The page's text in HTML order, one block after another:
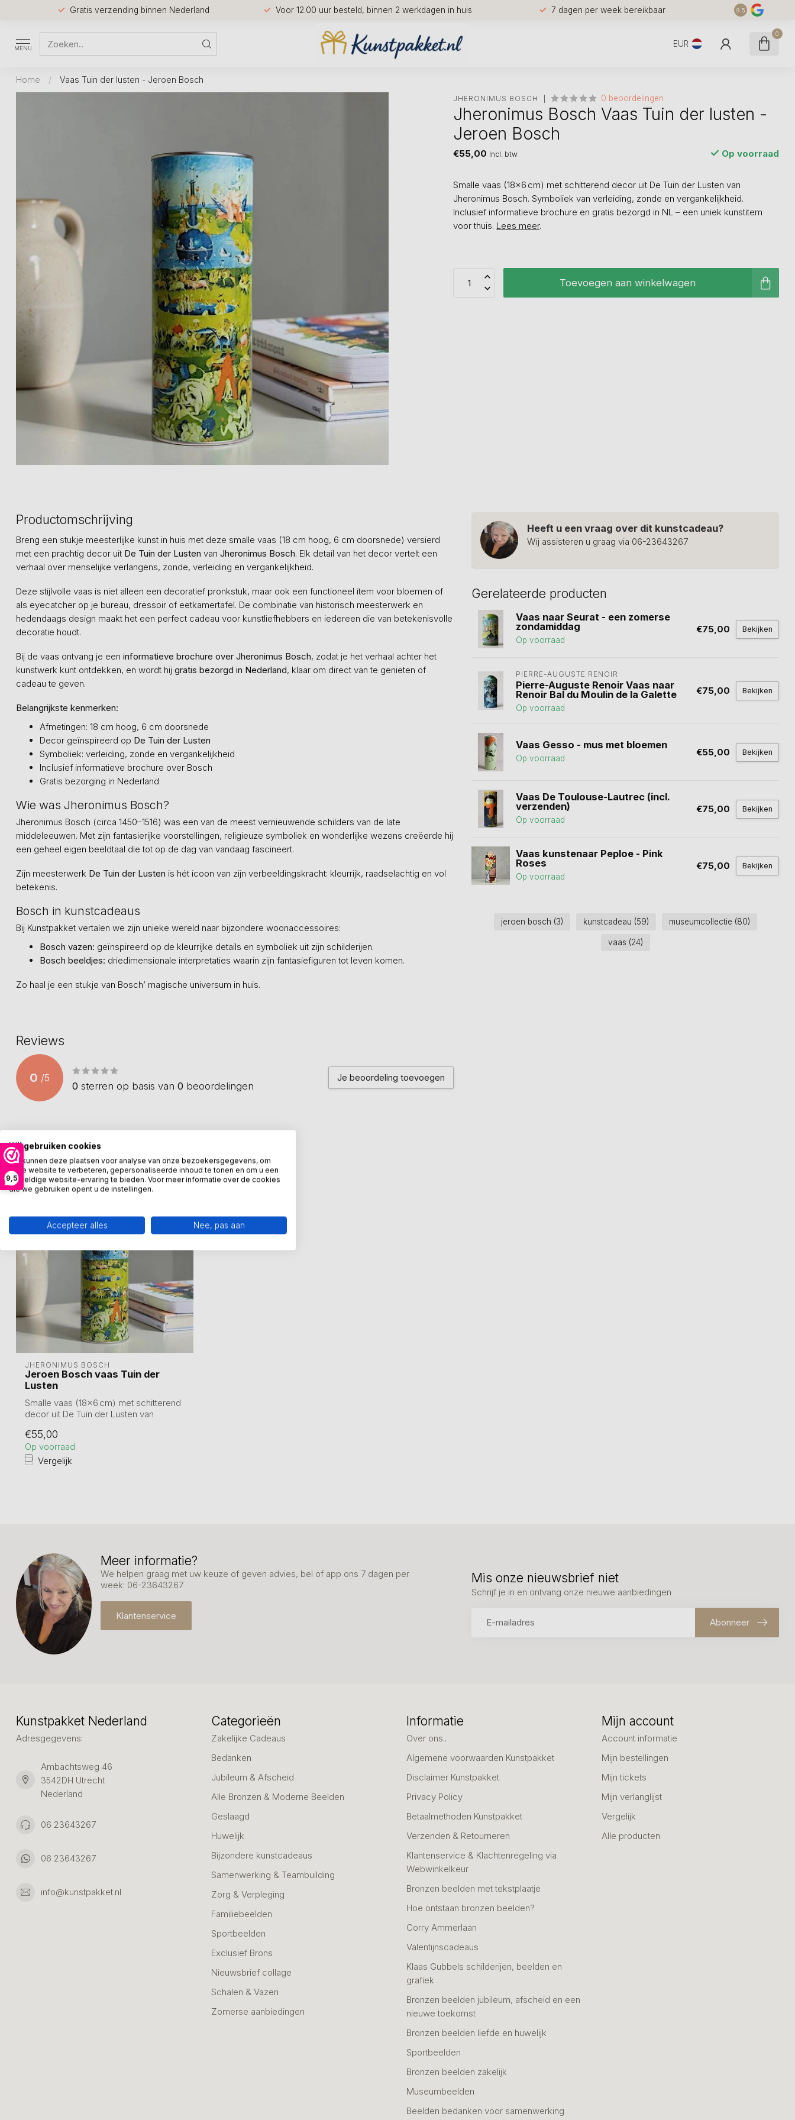
9,5
Gratis verzending binnen Nederland Voor 12.00 uur besteld, binnen 2 werkdagen in huis 7 dagen per week bereikbaar 9.5
MENU EUR
0
Home / Vaas Tuin der lusten - Jeroen Bosch
JHERONIMUS BOSCH 0 beoordelingen
Jheronimus Bosch Vaas Tuin der lusten -
Jeroen Bosch
€55,00 Incl. btw Op voorraad
Smalle vaas (18×6 cm) met schitterend decor uit De Tuin der Lusten van
Jheronimus Bosch. Symboliek van verleiding, zonde en vergankelijkheid.
Inclusief informatieve brochure en gratis bezorgd in NL – een uniek kunstitem
voor thuis. Lees meer.
Toevoegen aan winkelwagen
Productomschrijving
Breng een stukje meesterlijke kunst in huis met deze smalle vaas (18 cm hoog, 6 cm doorsnede) versierd
met een prachtig decor uit De Tuin der Lusten van Jheronimus Bosch. Elk detail van het decor vertelt een
verhaal over menselijke verlangens, zonde, verleiding en vergankelijkheid.
Deze stijlvolle vaas is niet alleen een decoratief pronkstuk, maar ook een functioneel item voor bloemen of
als eyecatcher op je bureau, dressoir of eetkamertafel. De combinatie van historisch meesterwerk en
hedendaags design maakt het een perfect cadeau voor kunstliefhebbers en iedereen die van betekenisvolle
decoratie houdt.
Bij de vaas ontvang je een informatieve brochure over Jheronimus Bosch, zodat je het verhaal achter het
kunstwerk kunt ontdekken, en wordt hij gratis bezorgd in Nederland, klaar om direct van te genieten of
cadeau te geven.
Belangrijkste kenmerken:
Afmetingen: 18 cm hoog, 6 cm doorsnede
Decor geïnspireerd op De Tuin der Lusten
Symboliek: verleiding, zonde en vergankelijkheid
Inclusief informatieve brochure over Bosch
Gratis bezorging in Nederland
Wie was Jheronimus Bosch?
Jheronimus Bosch (circa 1450–1516) was een van de meest vernieuwende schilders van de late
middeleeuwen. Met zijn fantasierijke voorstellingen, religieuze symboliek en wonderlijke wezens creëerde hij
een geheel eigen beeldtaal die tot op de dag van vandaag fascineert.
Zijn meesterwerk De Tuin der Lusten is hét icoon van zijn verbeeldingskracht: kleurrijk, raadselachtig en vol
betekenis.
Bosch in kunstcadeaus
Bij Kunstpakket vertalen we zijn unieke wereld naar bijzondere woonaccessoires:
Bosch vazen: geïnspireerd op de kleurrijke details en symboliek uit zijn schilderijen.
Bosch beeldjes: driedimensionale interpretaties waarin zijn fantasiefiguren tot leven komen.
Zo haal je een stukje van Bosch’ magische universum in huis.
Reviews
0 /5
0 sterren op basis van 0 beoordelingen
Je beoordeling toevoegen
Heeft u een vraag over dit kunstcadeau?
Wij assisteren u graag via 06-23643267
Gerelateerde producten
Vaas naar Seurat - een zomerse
zondamiddag
Op voorraad
€75,00 Bekijken
PIERRE-AUGUSTE RENOIR
Pierre-Auguste Renoir Vaas naar
Renoir Bal du Moulin de la Galette
Op voorraad
€75,00 Bekijken
Vaas Gesso - mus met bloemen
Op voorraad
€55,00 Bekijken
Vaas De Toulouse-Lautrec (incl.
verzenden)
Op voorraad
€75,00 Bekijken
Vaas kunstenaar Peploe - Pink
Roses
Op voorraad
€75,00 Bekijken
jeroen bosch (3) kunstcadeau (59) museumcollectie (80)
vaas (24)
Recent bekeken
JHERONIMUS BOSCH
Jeroen Bosch vaas Tuin der
Lusten
Smalle vaas (18×6 cm) met schitterend
decor uit De Tuin der Lusten van
€55,00
Op voorraad
Vergelijk
Meer informatie?
We helpen graag met uw keuze of geven advies, bel of app ons 7 dagen per
week: 06-23643267
Klantenservice
Mis onze nieuwsbrief niet
Schrijf je in en ontvang onze nieuwe aanbiedingen
Abonneer
Kunstpakket Nederland
Adresgegevens:
Ambachtsweg 46
3542DH Utrecht
Nederland
06 23643267
06 23643267
info@kunstpakket.nl
Categorieën
Zakelijke Cadeaus
Bedanken
Jubileum & Afscheid
Alle Bronzen & Moderne Beelden
Geslaagd
Huwelijk
Bijzondere kunstcadeaus
Samenwerking & Teambuilding
Zorg & Verpleging
Familiebeelden
Sportbeelden
Exclusief Brons
Nieuwsbrief collage
Schalen & Vazen
Zomerse aanbiedingen
Informatie
Over ons..
Algemene voorwaarden Kunstpakket
Disclaimer Kunstpakket
Privacy Policy
Betaalmethoden Kunstpakket
Verzenden & Retourneren
Klantenservice & Klachtenregeling via
Webwinkelkeur
Bronzen beelden met tekstplaatje
Hoe ontstaan bronzen beelden?
Corry Ammerlaan
Valentijnscadeaus
Klaas Gubbels schilderijen, beelden en
grafiek
Bronzen beelden jubileum, afscheid en een
nieuwe toekomst
Bronzen beelden liefde en huwelijk
Sportbeelden
Bronzen beelden zakelijk
Museumbeelden
Beelden bedanken voor samenwerking
Mijn account
Account informatie
Mijn bestellingen
Mijn tickets
Mijn verlanglijst
Vergelijk
Alle producten
Wij gebruiken cookies
We kunnen deze plaatsen voor analyse van onze bezoekersgegevens, om
onze website te verbeteren, gepersonaliseerde inhoud te tonen en om u een
geweldige website-ervaring te bieden. Voor meer informatie over de cookies
die we gebruiken opent u de instellingen.
Accepteer alles Nee, pas aan